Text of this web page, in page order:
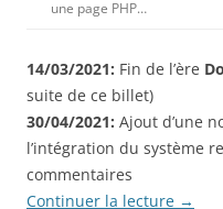
une page PHP…
14/03/2021: Fin de l’ère
suite de ce billet)
30/04/2021: Ajout d’une
l’intégration du système
commentaires
Continuer la lecture →